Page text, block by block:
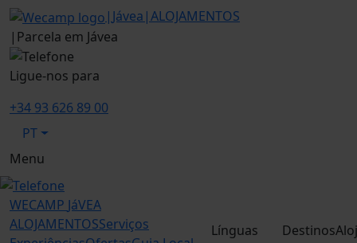
| Jávea |ALOJAMENTOS
| Parcela em Jávea
Ligue-nos para
+34 93 626 89 00
PT
Menu
WECAMP JáVEA
ALOJAMENTOSServiços
Línguas
Destinos